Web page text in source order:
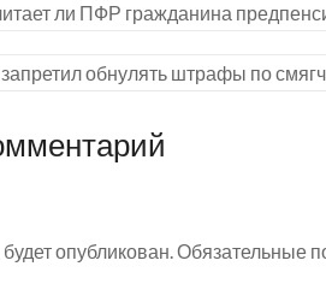
ли ПФР гражданина
обнулять штрафы по
опубликован. Обязательные